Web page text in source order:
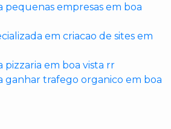
pequenas empresas em boa
em criacao de sites em
pizzaria em boa vista rr
ganhar trafego organico em boa